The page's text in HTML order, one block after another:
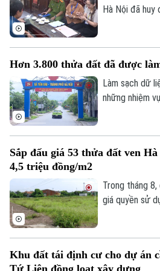
Quần vợt
Golf
Tin tức
Điện ảnh
Thời trang
Âm nhạc
Đã phát sóng
Hà Nội đã
cung cấp hơn
phần mềm hỗ
Hơn 3.800 thửa đất đã được
Làm sạch dữ
những nhiệm
thống chính
Sắp đấu giá 53 thửa đất ven
4,5 triệu đồng/m2
Trong tháng
giá quyền sử
Khu đất tái định cư cho dự án
Tứ Liên đồng loạt xây dựng